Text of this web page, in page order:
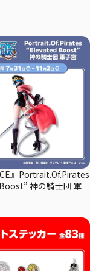
』Portrait.Of.Pirates
神の騎士団 軍